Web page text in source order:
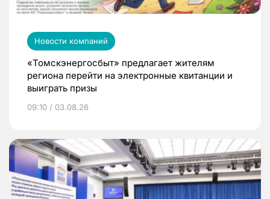
Новости компаний
«Томскэнергосбыт» предлагает жителям
региона перейти на электронные квитанции и
выиграть призы
09:10 / 03.08.26